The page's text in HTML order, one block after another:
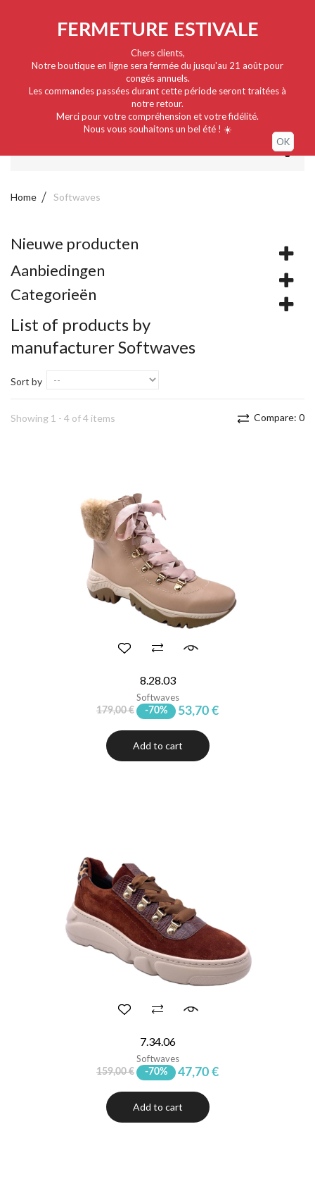
FERMETURE ESTIVALE
Chers clients,
Notre boutique en ligne sera fermée du jusqu'au 21 août pour
congés annuels.
Les commandes passées durant cette période seront traitées à
notre retour.
Merci pour votre compréhension et votre fidélité.
Nous vous souhaitons un bel été ! ☀️
OK
Home Softwaves
Nieuwe producten
Aanbiedingen
Categorieën
List of products by
manufacturer Softwaves
Sort by
Compare: 0
Showing 1 - 4 of 4 items
8.28.03
Softwaves
179,00 € -70% 53,70 €
Add to cart
7.34.06
Softwaves
159,00 € -70% 47,70 €
Add to cart